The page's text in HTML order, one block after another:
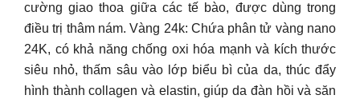
cường giao thoa giữa các tế bào, được dùng trong
điều trị thâm nám. Vàng 24k: Chứa phân tử vàng nano
24K, có khả năng chống oxi hóa mạnh và kích thước
siêu nhỏ, thấm sâu vào lớp biểu bì của da, thúc đẩy
hình thành collagen và elastin, giúp da đàn hồi và săn